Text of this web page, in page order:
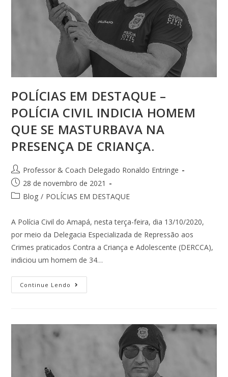
POLÍCIAS EM DESTAQUE –
POLÍCIA CIVIL INDICIA HOMEM
QUE SE MASTURBAVA NA
PRESENÇA DE CRIANÇA.
Professor & Coach Delegado Ronaldo Entringe
28 de novembro de 2021
Blog / POLÍCIAS EM DESTAQUE
A Polícia Civil do Amapá, nesta terça-feira, dia 13/10/2020,
por meio da Delegacia Especializada de Repressão aos
Crimes praticados Contra a Criança e Adolescente (DERCCA),
indiciou um homem de 34…
Continue Lendo